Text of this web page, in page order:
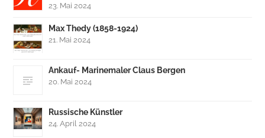
23. Mai 2024
Max Thedy (1858-1924)
21. Mai 2024
Ankauf- Marinemaler Claus Bergen
20. Mai 2024
Russische Künstler
24. April 2024